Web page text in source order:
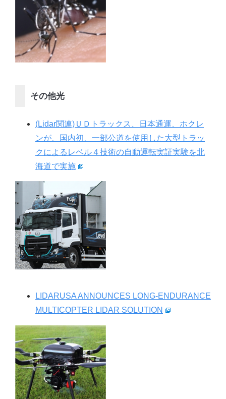
その他光
(Lidar関連)ＵＤトラックス、日本通運、ホクレ
ンが、国内初、一部公道を使用した大型トラッ
クによるレベル４技術の自動運転実証実験を北
海道で実施
LIDARUSA ANNOUNCES LONG-ENDURANCE
MULTICOPTER LIDAR SOLUTION